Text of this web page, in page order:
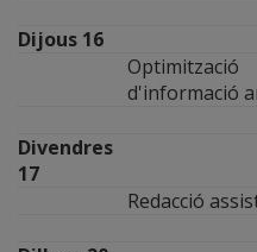
Dijous 16
d'informació
Divendres
17
Redacció